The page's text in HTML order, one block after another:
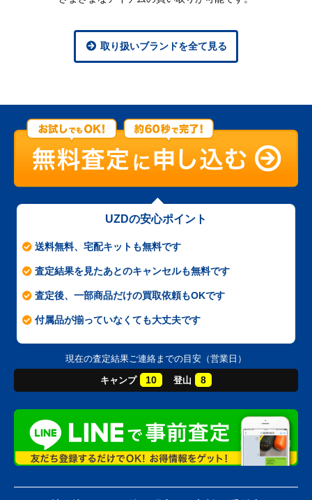
取り扱いブランドを全て見る
UZDの安心ポイント
送料無料、宅配キットも無料です
査定結果を見たあとのキャンセルも無料です
査定後、一部商品だけの買取依頼もOKです
付属品が揃っていなくても大丈夫です
現在の査定結果ご連絡までの目安（営業日）
キャンプ 10 登山 8